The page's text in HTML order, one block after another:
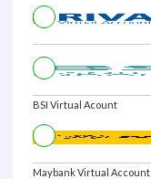
BSI Virtual Acount
Maybank Virtual Account